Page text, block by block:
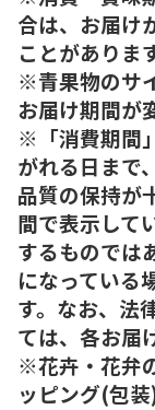
合は、お届け
ことがありま
※青果物のサ
お届け期間が
※「消費期間
がれる日まで
品質の保持が
間で表示して
するものでは
になっている
す。なお、法
ては、各お届
※花卉・花弁
ッピング(包